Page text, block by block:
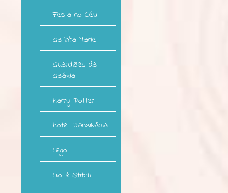
Festa no Céu
Gatinha Marie
Guardiões da
Galáxia
Harry Potter
Hotel Transilvânia
Lego
Lilo & Stitch